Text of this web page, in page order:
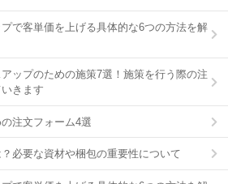
で客単価を上げる具体的な6つの方法を解
ップのための施策7選！施策を行う際の注
きます
注文フォーム4選
必要な資材や梱包の重要性について